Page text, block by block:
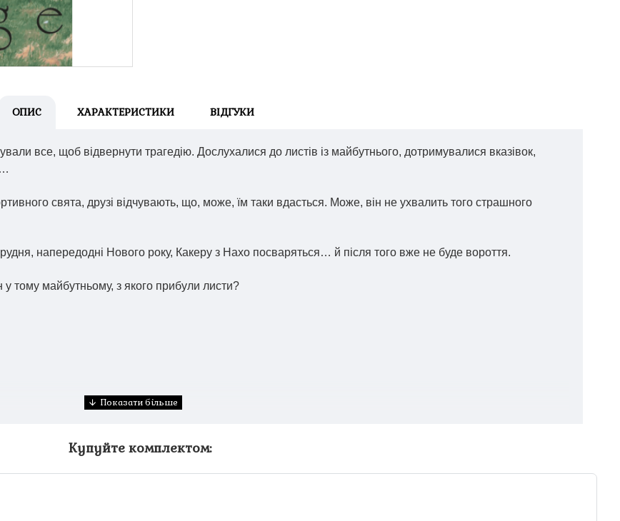
ОПИС ХАРАКТЕРИСТИКИ ВІДГУКИ
все, щоб відвернути трагедію. Дослухалися до листів із майбутнього, дотримувалися вказівок,
свята, друзі відчувають, що, може, їм таки вдасться. Може, він не ухвалить того страшного
напередодні Нового року, Какеру з Нахо посваряться… й після того вже не буде вороття.
тому майбутньому, з якого прибули листи?
Купуйте комплектом: